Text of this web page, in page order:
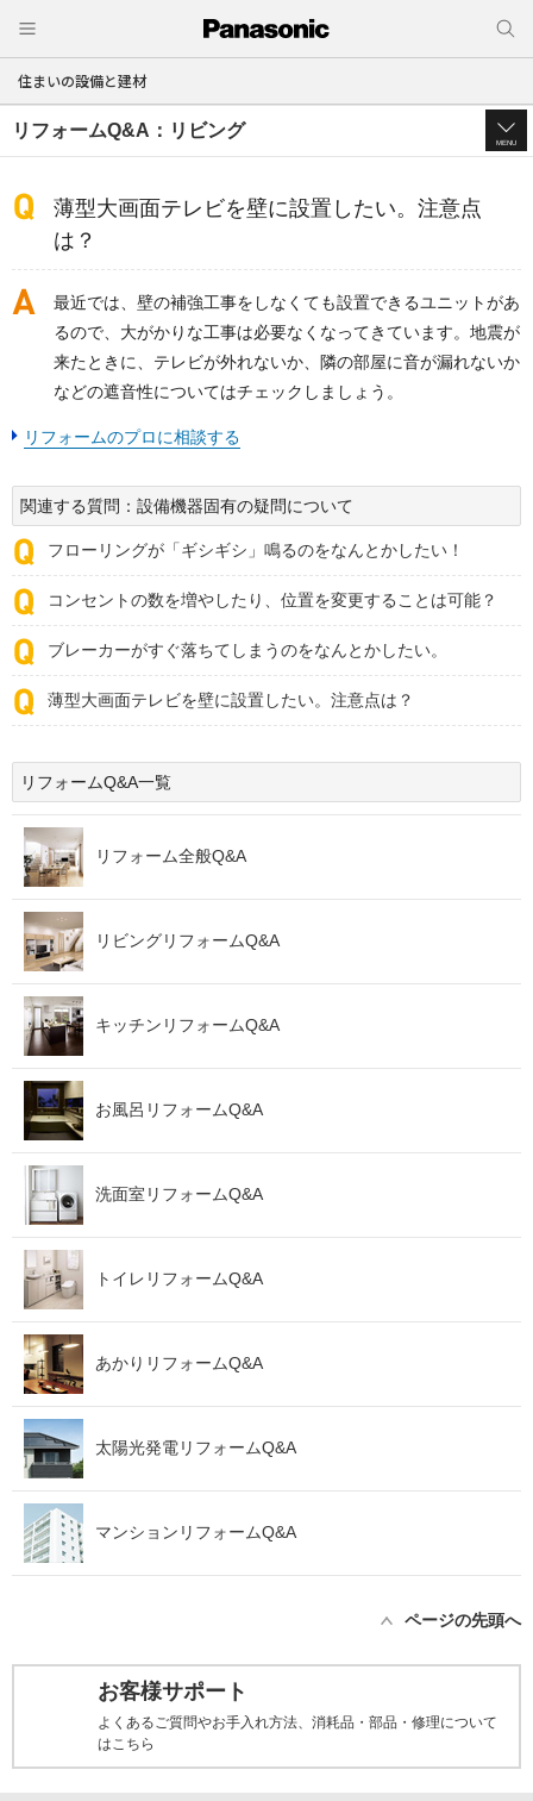
住まいの設備と建材
リフォームQ&A：リビング
MENU
薄型大画面テレビを壁に設置したい。注意点
は？
最近では、壁の補強工事をしなくても設置できるユニットがあ
るので、大がかりな工事は必要なくなってきています。地震が
来たときに、テレビが外れないか、隣の部屋に音が漏れないか
などの遮音性についてはチェックしましょう。
リフォームのプロに相談する
関連する質問：設備機器固有の疑問について
フローリングが「ギシギシ」鳴るのをなんとかしたい！
コンセントの数を増やしたり、位置を変更することは可能？
ブレーカーがすぐ落ちてしまうのをなんとかしたい。
薄型大画面テレビを壁に設置したい。注意点は？
リフォームQ&A一覧
リフォーム全般Q&A
リビングリフォームQ&A
キッチンリフォームQ&A
お風呂リフォームQ&A
洗面室リフォームQ&A
トイレリフォームQ&A
あかりリフォームQ&A
太陽光発電リフォームQ&A
マンションリフォームQ&A
ページの先頭へ
お客様サポート
よくあるご質問やお手入れ方法、消耗品・部品・修理について
はこちら